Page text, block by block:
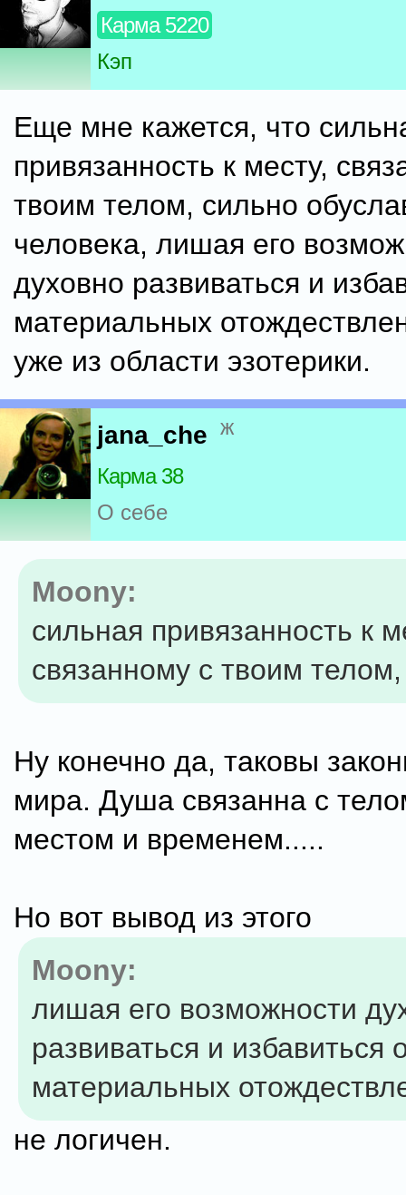
Карма 5220
Кэп
Еще мне кажется, что
привязанность к месту,
твоим телом, сильно
человека, лишая его
духовно развиваться и
материальных
уже из области эзотерики.
jana_che ж
Карма 38
О себе
Moony:
сильная привязанность к
связанному с твоим телом,
Ну конечно да, таковы
мира. Душа связанна с
местом и временем.....
Но вот вывод из этого
Moony:
лишая его возможности
развиваться и избавиться
материальных
не логичен.